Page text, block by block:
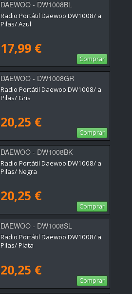
DAEWOO - DW1008BL
Radio Portátil Daewoo DW1008/ a
Pilas/ Azul
17,99 €
Comprar
DAEWOO - DW1008GR
Radio Portátil Daewoo DW1008/ a
Pilas/ Gris
20,25 €
Comprar
DAEWOO - DW1008BK
Radio Portátil Daewoo DW1008/ a
Pilas/ Negra
20,25 €
Comprar
DAEWOO - DW1008SL
Radio Portátil Daewoo DW1008/ a
Pilas/ Plata
20,25 €
Comprar